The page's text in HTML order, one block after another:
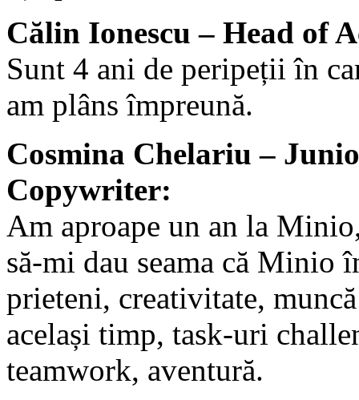
Călin Ionescu – Head of
Sunt 4 ani de peripeții în
am plâns împreună.
Cosmina Chelariu –
Copywriter:
Am aproape un an la
să-mi dau seama că Minio
prieteni, creativitate,
același timp, task-uri
teamwork, aventură.